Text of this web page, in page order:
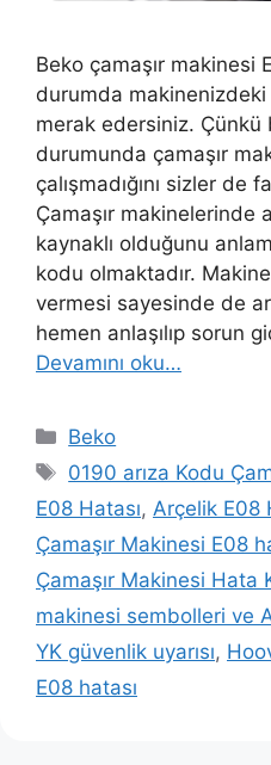
Beko çamaşır makinesi
durumda
merak edersiniz. Çünkü
durumunda çamaşır
çalışmadığını sizler de
Çamaşır makinelerinde
kaynaklı olduğunu
kodu olmaktadır.
vermesi sayesinde de
hemen anlaşılıp sorun
Devamını oku…
Kategoriler
Beko
Etiketler
0190 arıza Kodu
E08 Hatası, Arçelik E08
Çamaşır Makinesi E08
Çamaşır Makinesi Hata
makinesi sembolleri ve
YK güvenlik uyarısı,
E08 hatası